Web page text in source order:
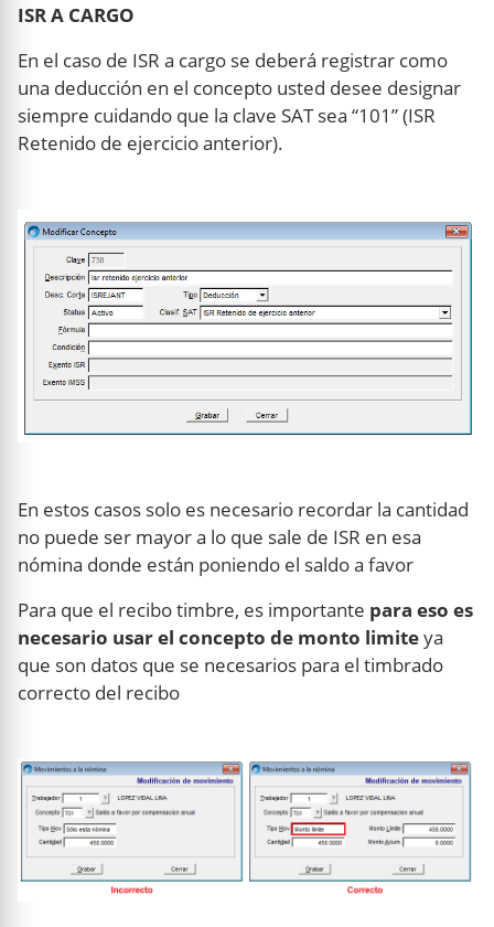
ISR A CARGO
En el caso de ISR a cargo se deberá registrar como
una deducción en el concepto usted desee designar
siempre cuidando que la clave SAT sea “101” (ISR
Retenido de ejercicio anterior).
En estos casos solo es necesario recordar la cantidad
no puede ser mayor a lo que sale de ISR en esa
nómina donde están poniendo el saldo a favor
Para que el recibo timbre, es importante para eso es
necesario usar el concepto de monto limiteya
que son datos que se necesarios para el timbrado
correcto del recibo